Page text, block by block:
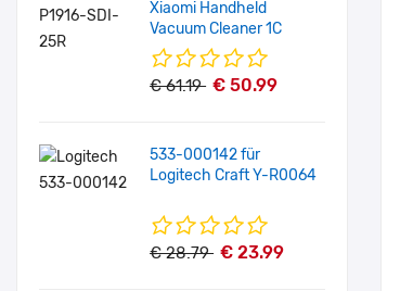
Xiaomi Handheld
Vacuum Cleaner 1C
€ 61.19 € 50.99
533-000142 für
Logitech Craft Y-R0064
€ 28.79 € 23.99